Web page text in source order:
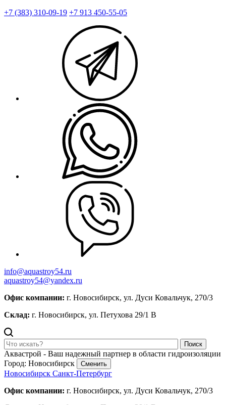
+7 (383) 310-09-19 +7 913 450-55-05
info@aquastroy54.ru
aquastroy54@yandex.ru
Офис компании: г. Новосибирск, ул. Дуси Ковальчук, 270/3
Склад: г. Новосибирск, ул. Петухова 29/1 В
Поиск
Аквастрой - Ваш надежный партнер в области гидроизоляции
Город: Новосибирск
Сменить
Новосибирск Санкт-Петербург
Офис компании: г. Новосибирск, ул. Дуси Ковальчук, 270/3